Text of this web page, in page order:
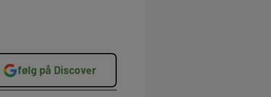
følg på Discover